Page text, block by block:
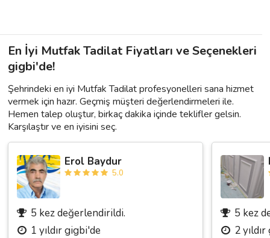
En İyi Mutfak Tadilat Fiyatları ve Seçenekleri
gigbi'de!
Şehrindeki en iyi Mutfak Tadilat profesyonelleri sana hizmet
vermek için hazır. Geçmiş müşteri değerlendirmeleri ile.
Hemen talep oluştur, birkaç dakika içinde teklifler gelsin.
Karşılaştır ve en iyisini seç.
Erol Baydur
5.0
5 kez değerlendirildi.
1 yıldır gigbi'de
5 kez
2